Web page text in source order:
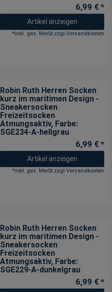
6,99 € *
Artikel anzeigen
*inkl. ges. MwSt. zzgl. Versandkosten
Robin Ruth Herren Socken
kurz im maritimen Design -
Sneakersocken
Freizeitsocken
Atmungsaktiv, Farbe:
SGE234-A-hellgrau
6,99 € *
Artikel anzeigen
*inkl. ges. MwSt.zzgl.Versandkosten
Robin Ruth Herren Socken
kurz im maritimen Design -
Sneakersocken
Freizeitsocken
Atmungsaktiv, Farbe:
SGE229-A-dunkelgrau
6,99 € *